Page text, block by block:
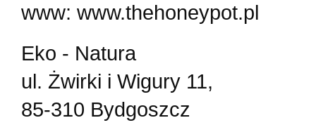
www: www.thehoneypot.pl
Eko - Natura
ul. Żwirki i Wigury 11,
85-310 Bydgoszcz